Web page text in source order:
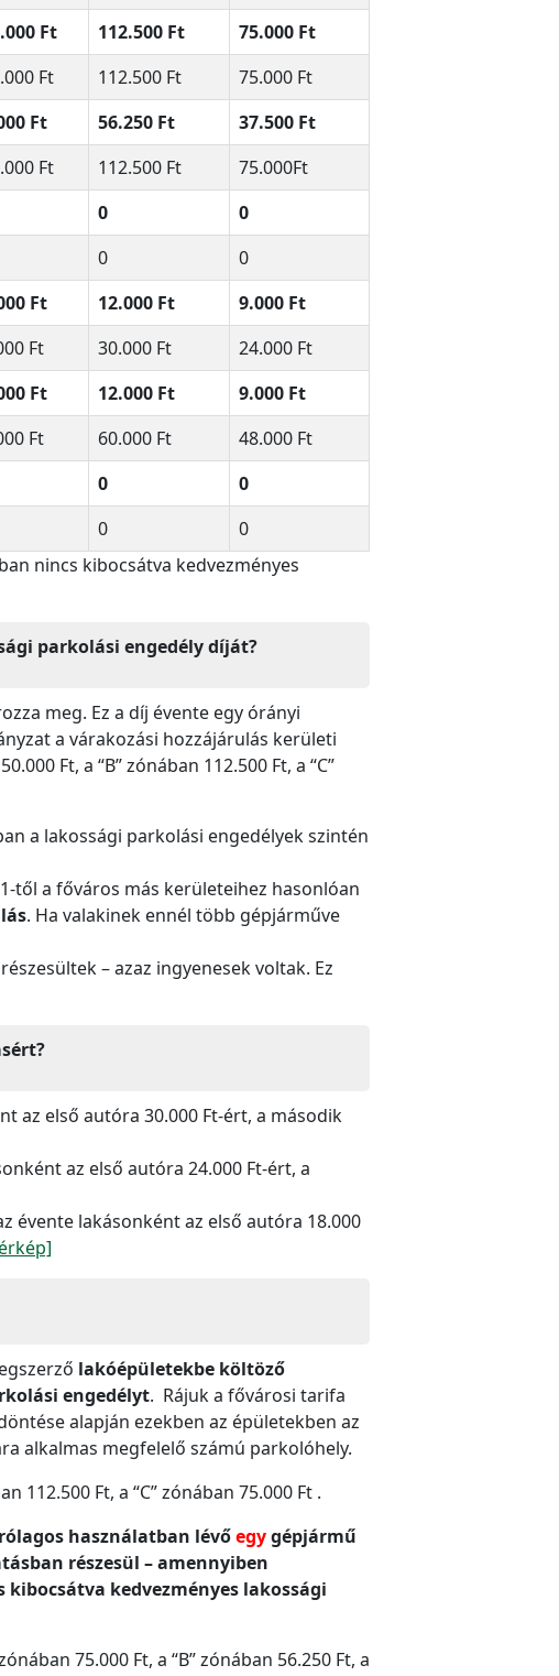
Ft 112.500 Ft
75.000 Ft
Ft 112.500 Ft 75.000 Ft
Ft 56.250 Ft
37.500 Ft
Ft 112.500 Ft 75.000Ft
0
0
0 0
Ft 12.000 Ft
9.000 Ft
Ft 30.000 Ft 24.000 Ft
Ft 12.000 Ft
9.000 Ft
Ft 60.000 Ft 48.000 Ft
0
0
0
0
nincs kibocsátva kedvezményes
parkolási engedély díját?
meg. Ez a díj évente egy órányi
a várakozási hozzájárulás kerületi
Ft, a “B” zónában 112.500 Ft, a “C”
a lakossági parkolási engedélyek szintén
től a főváros más kerületeihez hasonlóan
. Ha valakinek ennél több gépjárműve
– azaz ingyenesek voltak. Ez
az első autóra 30.000 Ft-ért, a második
az első autóra 24.000 Ft-ért, a
évente lakásonként az első autóra 18.000
lakóépületekbe költöző
engedélyt. Rájuk a fővárosi tarifa
alapján ezekben az épületekben az
alkalmas megfelelő számú parkolóhely.
112.500 Ft, a “C” zónában 75.000 Ft .
használatban lévőegygépjármű
részesül – amennyiben
kedvezményes lakossági
75.000 Ft, a “B” zónában 56.250 Ft, a